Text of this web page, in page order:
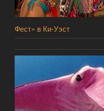
Фест» в Ки-Уэст